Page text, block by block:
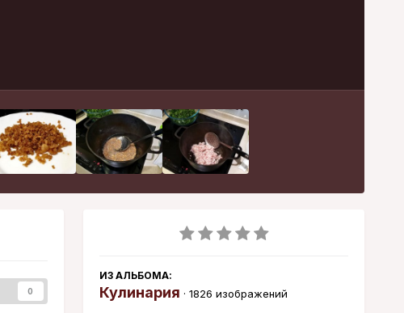
0
ИЗ АЛЬБОМА:
Кулинария · 1826 изображений